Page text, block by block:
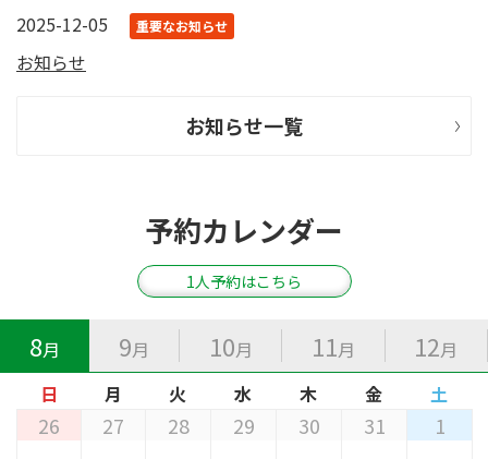
2025-12-05
重要なお知らせ
お知らせ
お知らせ一覧
予約カレンダー
1人予約はこちら
8月 9月 10月 11月 12月
日
月 火 水 木 金 土
26 27 28 29 30 31 1